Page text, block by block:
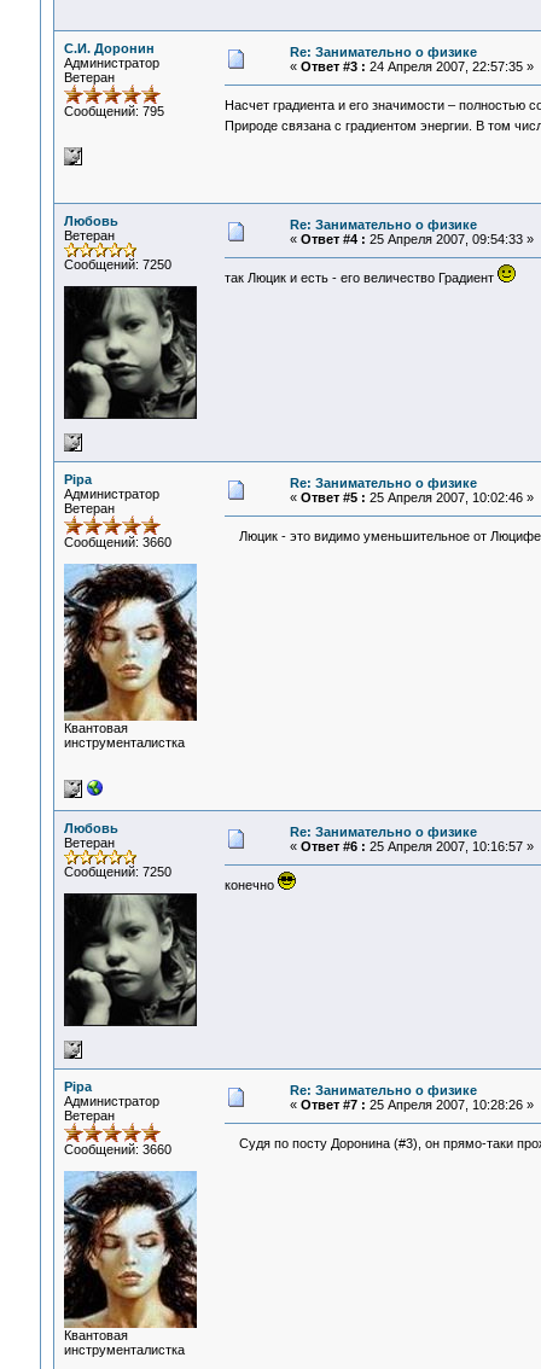
С.И. Доронин
Администратор
Ветеран
Сообщений: 795
Re: Занимательно о физике
« Ответ #3 : 24 Апреля 2007, 22:57:35 »
Насчет градиента и его значимости – полностью
Природе связана с градиентом энергии. В том
Любовь
Ветеран
Сообщений: 7250
Re: Занимательно о физике
« Ответ #4 : 25 Апреля 2007, 09:54:33 »
так Люцик и есть - его величество Градиент
Pipa
Администратор
Ветеран
Сообщений: 3660
Квантовая
инструменталистка
Re: Занимательно о физике
« Ответ #5 : 25 Апреля 2007, 10:02:46 »
Люцик - это видимо уменьшительное от
Любовь
Ветеран
Сообщений: 7250
Re: Занимательно о физике
« Ответ #6 : 25 Апреля 2007, 10:16:57 »
конечно
Pipa
Администратор
Ветеран
Сообщений: 3660
Квантовая
инструменталистка
Re: Занимательно о физике
« Ответ #7 : 25 Апреля 2007, 10:28:26 »
Судя по посту Доронина (#3), он прямо-таки